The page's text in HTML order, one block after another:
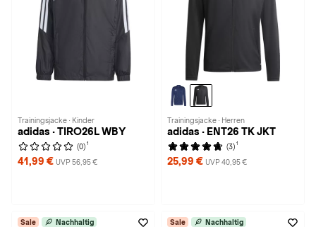
Trainingsjacke · Kinder
adidas · TIRO26L WBY
(0) 1
41,99 € UVP 56,95 €
Trainingsjacke · Herren
adidas · ENT26 TK JKT
(3) 1
25,99 € UVP 40,95 €
Sale Nachhaltig Sale
Nachhaltig